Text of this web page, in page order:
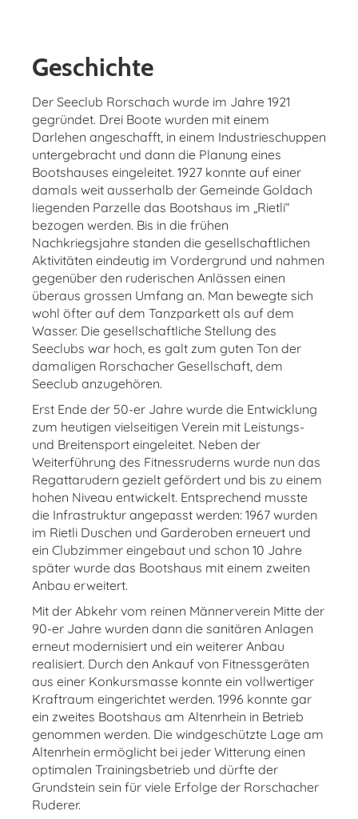
Geschichte
Der Seeclub Rorschach wurde im Jahre 1921
gegründet. Drei Boote wurden mit einem
Darlehen angeschafft, in einem Industrieschuppen
untergebracht und dann die Planung eines
Bootshauses eingeleitet. 1927 konnte auf einer
damals weit ausserhalb der Gemeinde Goldach
liegenden Parzelle das Bootshaus im „Rietli“
bezogen werden. Bis in die frühen
Nachkriegsjahre standen die gesellschaftlichen
Aktivitäten eindeutig im Vordergrund und nahmen
gegenüber den ruderischen Anlässen einen
überaus grossen Umfang an. Man bewegte sich
wohl öfter auf dem Tanzparkett als auf dem
Wasser. Die gesellschaftliche Stellung des
Seeclubs war hoch, es galt zum guten Ton der
damaligen Rorschacher Gesellschaft, dem
Seeclub anzugehören.
Erst Ende der 50-er Jahre wurde die Entwicklung
zum heutigen vielseitigen Verein mit Leistungs-
und Breitensport eingeleitet. Neben der
Weiterführung des Fitnessruderns wurde nun das
Regattarudern gezielt gefördert und bis zu einem
hohen Niveau entwickelt. Entsprechend musste
die Infrastruktur angepasst werden: 1967 wurden
im Rietli Duschen und Garderoben erneuert und
ein Clubzimmer eingebaut und schon 10 Jahre
später wurde das Bootshaus mit einem zweiten
Anbau erweitert.
Mit der Abkehr vom reinen Männerverein Mitte der
90-er Jahre wurden dann die sanitären Anlagen
erneut modernisiert und ein weiterer Anbau
realisiert. Durch den Ankauf von Fitnessgeräten
aus einer Konkursmasse konnte ein vollwertiger
Kraftraum eingerichtet werden. 1996 konnte gar
ein zweites Bootshaus am Altenrhein in Betrieb
genommen werden. Die windgeschützte Lage am
Altenrhein ermöglicht bei jeder Witterung einen
optimalen Trainingsbetrieb und dürfte der
Grundstein sein für viele Erfolge der Rorschacher
Ruderer.